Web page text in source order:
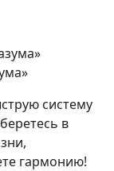
систему
в
гармонию!